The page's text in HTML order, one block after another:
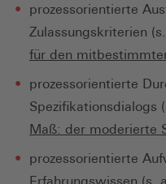
prozessorientierte
Zulassungskriterien
für den
prozessorientierte
Spezifikationsdialogs
Maß: der moderierte
prozessorientierte